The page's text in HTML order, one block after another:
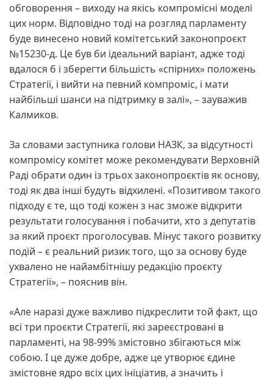
обговорення – виходу на якісь компромісні моделі
цих норм. Відповідно тоді на розгляд парламенту
буде винесено новий комітетський законопроєкт
№15230-д. Це був би ідеальний варіант, адже тоді
вдалося б і зберегти більшість «спірних» положень
Стратегії, і вийти на певний компроміс, і мати
найбільші шанси на підтримку в залі», – зауважив
Калмиков.
За словами заступника голови НАЗК, за відсутності
компромісу комітет може рекомендувати Верховній
Раді обрати один із трьох законопроєктів як основу,
тоді як два інші будуть відхилені. «Позитивом такого
підходу є те, що тоді кожен з нас зможе відкрити
результати голосування і побачити, хто з депутатів
за який проєкт проголосував. Мінус такого розвитку
подій – є реальний ризик того, що за основу буде
ухвалено не найамбітнішу редакцію проєкту
Стратегії», – пояснив він.
«Але наразі дуже важливо підкреслити той факт, що
всі три проєкти Стратегії, які зареєстровані в
парламенті, на 98-99% змістовно збігаються між
собою. І це дуже добре, адже це утворює єдине
змістовне ядро всіх цих ініціатив, а значить і